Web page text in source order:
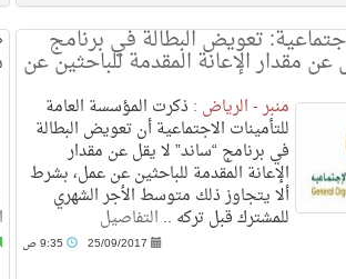
تعويض البطالة في برنامج
عن مقدار الإعانة المقدمة للباحثين عن
منبر - الرياض : ذكرت المؤسسة العامة
للتأمينات الاجتماعية أن تعويض البطالة
في برنامج “ساند” لا يقل عن مقدار
الإعانة المقدمة للباحثين عن عمل، بشرط
ألا يتجاوز ذلك متوسط الأجر الشهري
للمشترك قبل تركه .. التفاصيل
25/09/2017